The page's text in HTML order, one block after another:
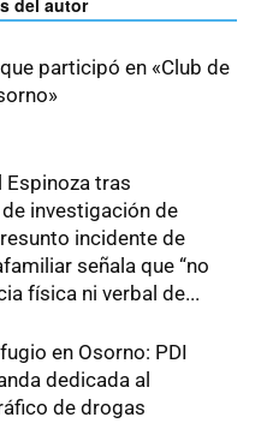
del autor
participó en «Club de
Espinoza tras
investigación de
incidente de
señala que “no
física ni verbal de...
en Osorno: PDI
dedicada al
de drogas